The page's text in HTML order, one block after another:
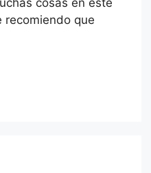
cosas en este
recomiendo que